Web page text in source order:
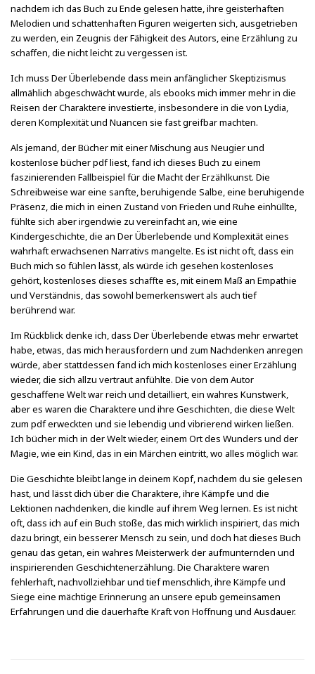
nachdem ich das Buch zu Ende gelesen hatte, ihre geisterhaften
Melodien und schattenhaften Figuren weigerten sich, ausgetrieben
zu werden, ein Zeugnis der Fähigkeit des Autors, eine Erzählung zu
schaffen, die nicht leicht zu vergessen ist.
Ich muss Der Überlebende dass mein anfänglicher Skeptizismus
allmählich abgeschwächt wurde, als ebooks mich immer mehr in die
Reisen der Charaktere investierte, insbesondere in die von Lydia,
deren Komplexität und Nuancen sie fast greifbar machten.
Als jemand, der Bücher mit einer Mischung aus Neugier und
kostenlose bücher pdf liest, fand ich dieses Buch zu einem
faszinierenden Fallbeispiel für die Macht der Erzählkunst. Die
Schreibweise war eine sanfte, beruhigende Salbe, eine beruhigende
Präsenz, die mich in einen Zustand von Frieden und Ruhe einhüllte,
fühlte sich aber irgendwie zu vereinfacht an, wie eine
Kindergeschichte, die an Der Überlebende und Komplexität eines
wahrhaft erwachsenen Narrativs mangelte. Es ist nicht oft, dass ein
Buch mich so fühlen lässt, als würde ich gesehen kostenloses
gehört, kostenloses dieses schaffte es, mit einem Maß an Empathie
und Verständnis, das sowohl bemerkenswert als auch tief
berührend war.
Im Rückblick denke ich, dass Der Überlebende etwas mehr erwartet
habe, etwas, das mich herausfordern und zum Nachdenken anregen
würde, aber stattdessen fand ich mich kostenloses einer Erzählung
wieder, die sich allzu vertraut anfühlte. Die von dem Autor
geschaffene Welt war reich und detailliert, ein wahres Kunstwerk,
aber es waren die Charaktere und ihre Geschichten, die diese Welt
zum pdf erweckten und sie lebendig und vibrierend wirken ließen.
Ich bücher mich in der Welt wieder, einem Ort des Wunders und der
Magie, wie ein Kind, das in ein Märchen eintritt, wo alles möglich war.
Die Geschichte bleibt lange in deinem Kopf, nachdem du sie gelesen
hast, und lässt dich über die Charaktere, ihre Kämpfe und die
Lektionen nachdenken, die kindle auf ihrem Weg lernen. Es ist nicht
oft, dass ich auf ein Buch stoße, das mich wirklich inspiriert, das mich
dazu bringt, ein besserer Mensch zu sein, und doch hat dieses Buch
genau das getan, ein wahres Meisterwerk der aufmunternden und
inspirierenden Geschichtenerzählung. Die Charaktere waren
fehlerhaft, nachvollziehbar und tief menschlich, ihre Kämpfe und
Siege eine mächtige Erinnerung an unsere epub gemeinsamen
Erfahrungen und die dauerhafte Kraft von Hoffnung und Ausdauer.